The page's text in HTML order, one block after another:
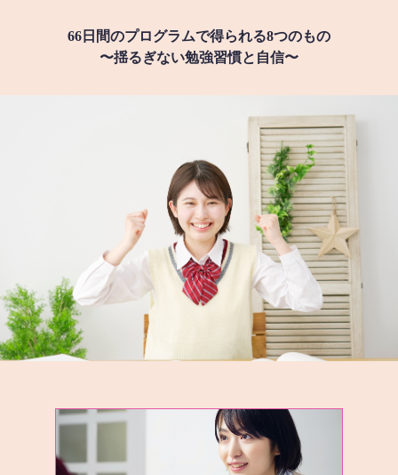
66日間のプログラムで得られる8つのもの
〜揺るぎない勉強習慣と自信〜